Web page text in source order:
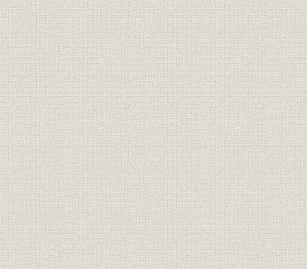
第6節 材料部門
第7節 研究開発部門
第8節 管理間接部門
第11章 世界的資源高の到来と成長戦略の加速(2003~2014年)
第1節 世界的資源高の到来
第2節 資源部門
第3節 金属部門
第4節 材料部門
第5節 研究開発部門・工務部門